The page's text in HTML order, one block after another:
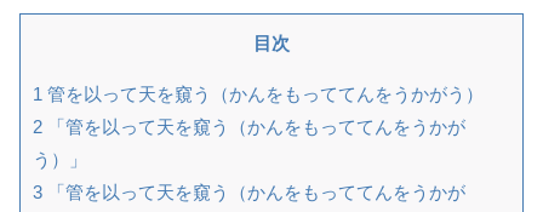
目次
1 管を以って天を窺う（かんをもっててんをうかがう）
2 「管を以って天を窺う（かんをもっててんをうかが
う）」
3 「管を以って天を窺う（かんをもっててんをうかが